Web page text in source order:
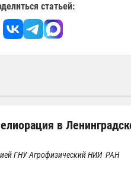
статьей:
в
ГНУ Агрофизический НИИ РАН